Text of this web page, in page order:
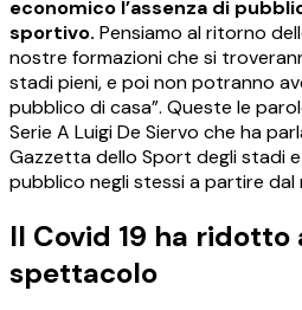
economico l’assenza di
sportivo. Pensiamo al ritorno
nostre formazioni che si
stadi pieni, e poi non potranno
pubblico di casa”. Queste le
Serie A Luigi De Siervo che ha
Gazzetta dello Sport degli stadi
pubblico negli stessi a partire dal
Il Covid 19 ha ridotto
spettacolo